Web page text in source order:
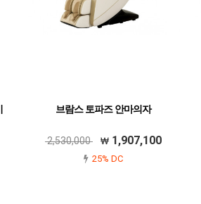
브람스 토파즈 안마의자
2,530,000 1,907,100
25% DC